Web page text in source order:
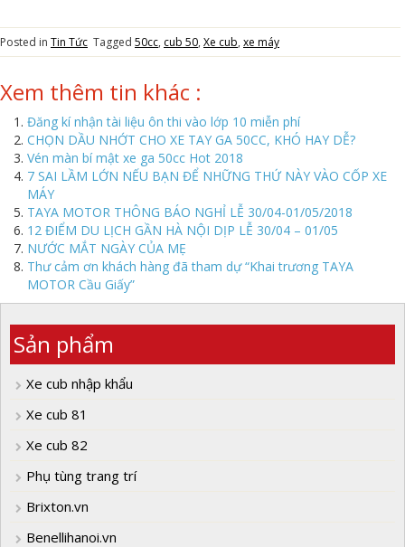
Posted in Tin Tức Tagged 50cc, cub 50, Xe cub, xe máy
Xem thêm tin khác :
Đăng kí nhận tài liệu ôn thi vào lớp 10 miễn phí
CHỌN DẦU NHỚT CHO XE TAY GA 50CC, KHÓ HAY DỄ?
Vén màn bí mật xe ga 50cc Hot 2018
7 SAI LẦM LỚN NẾU BẠN ĐỂ NHỮNG THỨ NÀY VÀO CỐP XE
MÁY
TAYA MOTOR THÔNG BÁO NGHỈ LỄ 30/04-01/05/2018
12 ĐIỂM DU LỊCH GẦN HÀ NỘI DỊP LỄ 30/04 – 01/05
NƯỚC MẮT NGÀY CỦA MẸ
Thư cảm ơn khách hàng đã tham dự “Khai trương TAYA
MOTOR Cầu Giấy”
Sản phẩm
Xe cub nhập khẩu
Xe cub 81
Xe cub 82
Phụ tùng trang trí
Brixton.vn
Benellihanoi.vn